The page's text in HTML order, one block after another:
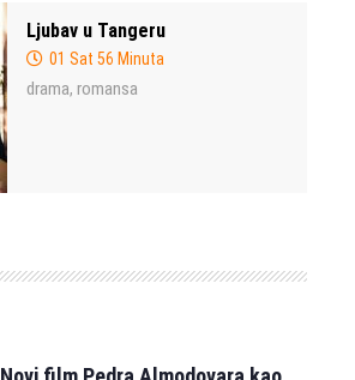
Ljubav u Tangeru
01 Sat 56 Minuta
drama, romansa